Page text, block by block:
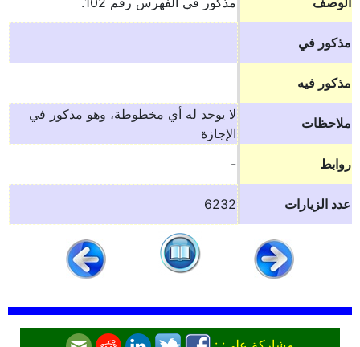
مذكور في
مذكور فيه
ملاحظات
لا يوجد له أي مخطوطة، وهو مذكور في
الإجازة
روابط
-
عدد الزيارات 6232